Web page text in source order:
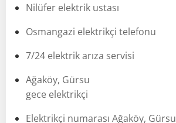
Nilüfer elektrik ustası
Osmangazi elektrikçi telefonu
7/24 elektrik arıza servisi
Ağaköy, Gürsu
gece elektrikçi
Elektrikçi numarası Ağaköy, Gürsu